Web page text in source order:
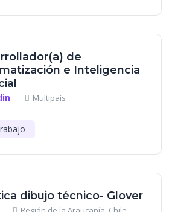
de
e Inteligencia
Multipaís
dibujo técnico- Glover